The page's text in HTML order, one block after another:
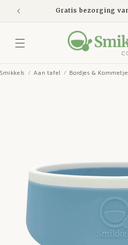
naar de
content
Gratis bezorging
Smikkels Aan tafel Bordjes &